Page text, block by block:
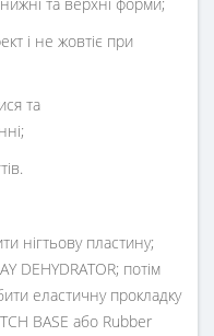
і не жовтіє при
та
нігтьову пластину;
DEHYDRATOR; потім
еластичну прокладку
BASE або Rubber